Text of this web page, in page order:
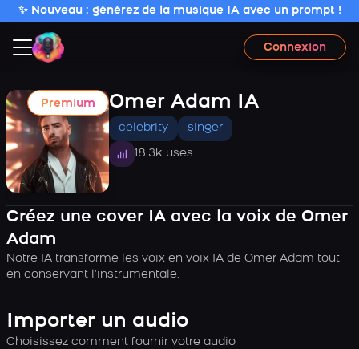
✨ Nouveau : générez de la musique IA avec un prompt !
Connexion
Premium Omer Adam IA
celebrity singer
18.3k uses
Créez une cover IA avec la voix de Omer
Adam
Notre IA transforme les voix en voix IA de Omer Adam tout
en conservant l’instrumentale.
Importer un audio
Choisissez comment fournir votre audio